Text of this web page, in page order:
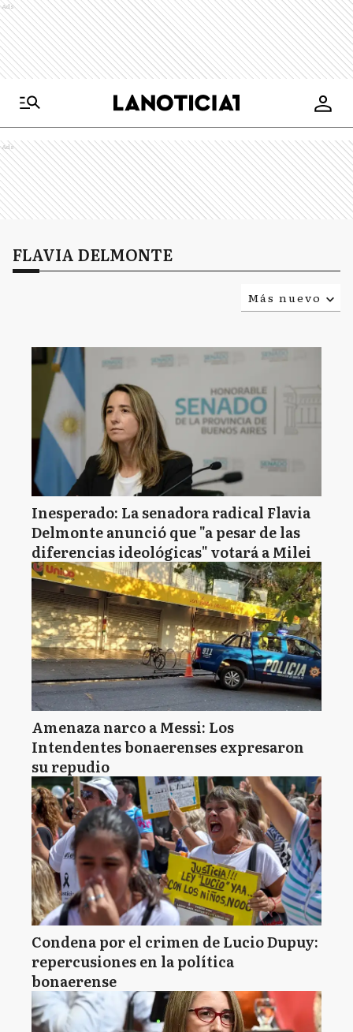
Ads
Ads
FLAVIA DELMONTE
Más nuevo
Inesperado: La senadora radical Flavia
Delmonte anunció que "a pesar de las
diferencias ideológicas" votará a Milei
Amenaza narco a Messi: Los
Intendentes bonaerenses expresaron
su repudio
Condena por el crimen de Lucio Dupuy:
repercusiones en la política
bonaerense